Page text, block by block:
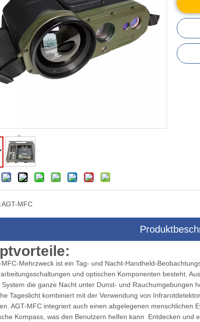
Multisensor-Dreiachsen-
Zielsystem
AGT-MFC
MFC-Mehrzweck ist ein Tag- und Nacht-Handheld-
und optischen Komponenten besteht.
System die ganze Nacht unter Dunst- und Rauchumgebungen
Tageslicht kombiniert mit der Verwendung von
AGT-MFC integriert auch einen abgelegenen menschlichen
Kompass, was den Benutzern helfen kann Entdecken und